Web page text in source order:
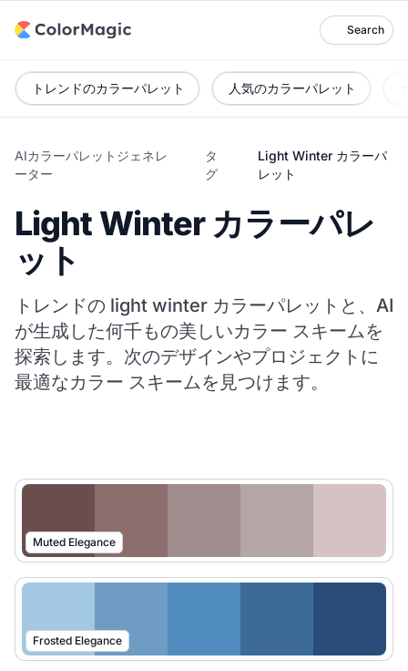
Search
トレンドのカラーパレット 人気のカラーパレット
AIカラーパレットジェネレ
ーター
タ
グ
Light Winter カラーパ
レット
Light Winter カラーパレ
ット
トレンドの light winter カラーパレットと、AI
が生成した何千もの美しいカラー スキームを
探索します。次のデザインやプロジェクトに
最適なカラー スキームを見つけます。
Muted Elegance
Frosted Elegance